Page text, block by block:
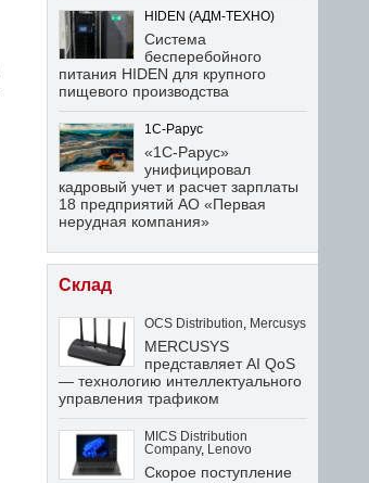
HIDEN (АДМ-ТЕХНО)
Система
бесперебойного
питания HIDEN для крупного
пищевого производства
1С-Рарус
«1С-Рарус»
унифицировал
кадровый учет и расчет зарплаты
18 предприятий АО «Первая
нерудная компания»
Склад
OCS Distribution Mercusys
MERCUSYS
представляет AI QoS
— технологию интеллектуального
управления трафиком
MICS Distribution
Company, Lenovo
Скорое поступление